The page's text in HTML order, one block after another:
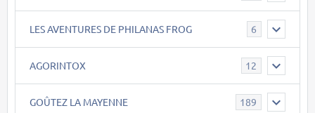
LES AVENTURES DE PHILANAS FROG 6
AGORINTOX 12
GOÛTEZ LA MAYENNE 189